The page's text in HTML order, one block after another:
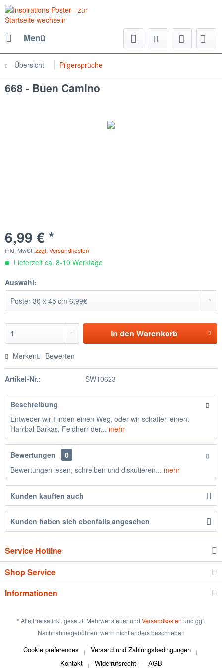
Menü
Übersicht Pilgersprüche
668 - Buen Camino
6,99 € *
inkl. MwSt.zzgl. Versandkosten
Lieferzeit ca. 8-10 Werktage
Auswahl:
In den Warenkorb
Merken Bewerten
Artikel-Nr.: SW10623
Beschreibung
Entweder wir Finden einen Weg, oder wir schaffen einen.
Hanibal Barkas, Feldherr der... mehr
Bewertungen
0
Bewertungen lesen, schreiben und diskutieren... mehr
Kunden kauften auch
Kunden haben sich ebenfalls angesehen
Service Hotline
Shop Service
Informationen
* Alle Preise inkl. gesetzl. Mehrwertsteuer und Versandkosten und ggf.
Nachnahmegebühren, wenn nicht anders beschrieben
Cookie preferences
Versand und Zahlungsbedingungen
Kontakt
Widerrufsrecht AGB